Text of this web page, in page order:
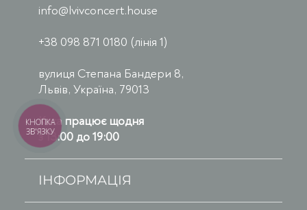
info@lvivconcert.house
+38 098 871 0180 (лінія 1)
вулиця Степана Бандери 8,
Львів, Україна, 79013
Каса працює щодня
з 13:00 до 19:00
ІНФОРМАЦІЯ
КНОПКА
ЗВ'ЯЗКУ